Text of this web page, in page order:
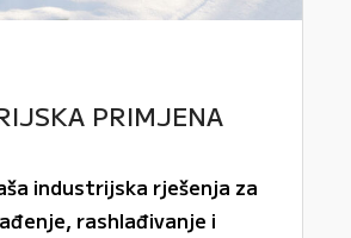
PRIMJENA
industrijska rješenja za
rashlađivanje i